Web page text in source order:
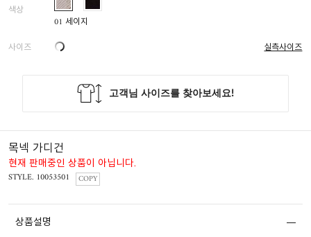
색상
01 세이지
사이즈
실측사이즈
목넥 가디건
현재 판매중인 상품이 아닙니다.
STYLE. 10053501 COPY
상품설명